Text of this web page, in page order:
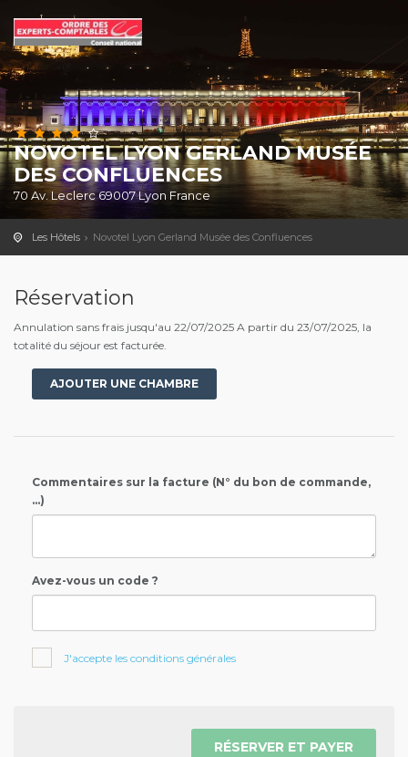
NOVOTEL LYON GERLAND MUSÉE
DES CONFLUENCES
70 Av. Leclerc 69007 Lyon France
Les Hôtels Novotel Lyon Gerland Musée des Confluences
Réservation
Annulation sans frais jusqu'au 22/07/2025 A partir du 23/07/2025, la
totalité du séjour est facturée.
AJOUTER UNE CHAMBRE
Commentaires sur la facture (N° du bon de commande,
...)
Avez-vous un code ?
J'accepte les conditions générales
RÉSERVER ET PAYER